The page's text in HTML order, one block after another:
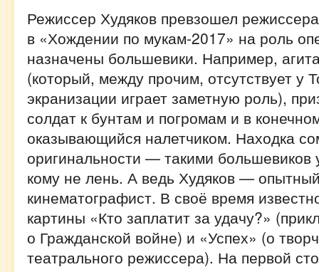
Режиссер Худяков превзошел
в «Хождении по мукам-2017» на роль
назначены большевики. Например,
(который, между прочим, отсутствует у
экранизации играет заметную роль),
солдат к бунтам и погромам и в
оказывающийся налетчиком. Находка
оригинальности — такими большевиков
кому не лень. А ведь Худяков —
кинематографист. В своё время
картины «Кто заплатит за удачу?»
о Гражданской войне) и «Успех» (о
театрального режиссера). На первой